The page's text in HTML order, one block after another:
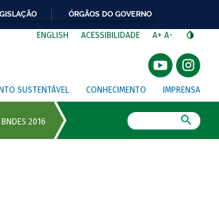
ÓRGÃOS DO GOVERNO
ENGLISH ACESSIBILIDADE A+ A-
SUSTENTÁVEL CONHECIMENTO IMPRENSA